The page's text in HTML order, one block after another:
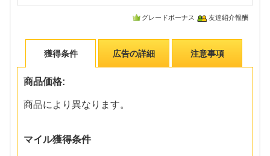
グレードボーナス 友達紹介報酬
獲得条件 広告の詳細 注意事項
商品価格:
商品により異なります。
マイル獲得条件